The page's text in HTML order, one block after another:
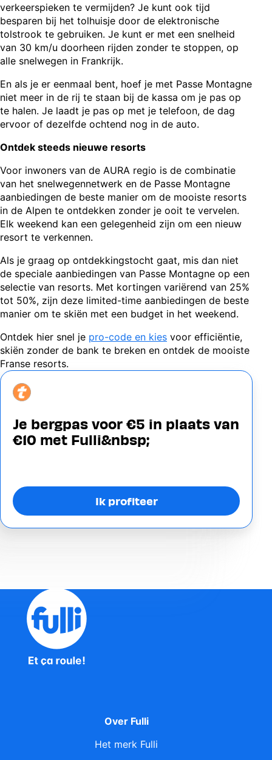
verkeerspieken te vermijden? Je kunt ook tijd
besparen bij het tolhuisje door de elektronische
tolstrook te gebruiken. Je kunt er met een snelheid
van 30 km/u doorheen rijden zonder te stoppen, op
alle snelwegen in Frankrijk.
En als je er eenmaal bent, hoef je met Passe Montagne
niet meer in de rij te staan bij de kassa om je pas op
te halen. Je laadt je pas op met je telefoon, de dag
ervoor of dezelfde ochtend nog in de auto.
Ontdek steeds nieuwe resorts
Voor inwoners van de AURA regio is de combinatie
van het snelwegennetwerk en de Passe Montagne
aanbiedingen de beste manier om de mooiste resorts
in de Alpen te ontdekken zonder je ooit te vervelen.
Elk weekend kan een gelegenheid zijn om een nieuw
resort te verkennen.
Als je graag op ontdekkingstocht gaat, mis dan niet
de speciale aanbiedingen van Passe Montagne op een
selectie van resorts. Met kortingen variërend van 25%
tot 50%, zijn deze limited-time aanbiedingen de beste
manier om te skiën met een budget in het weekend.
Ontdek hier snel je pro-code en kies voor efficiëntie,
skiën zonder de bank te breken en ontdek de mooiste
Franse resorts.
Image
Je bergpas voor €5 in plaats van
€10 met Fulli&nbsp;
Ik profiteer
Over Fulli
Het merk Fulli